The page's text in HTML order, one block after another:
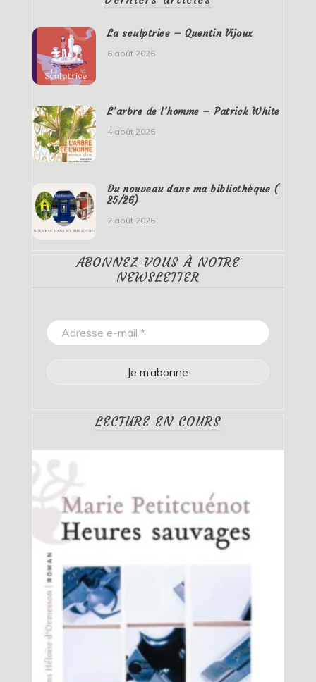
La sculptrice – Quentin Vijoux
6 août 2026
L’arbre de l’homme – Patrick White
4 août 2026
Du nouveau dans ma bibliothèque (
25/26)
2 août 2026
ABONNEZ-VOUS À NOTRE
NEWSLETTER
LECTURE EN COURS